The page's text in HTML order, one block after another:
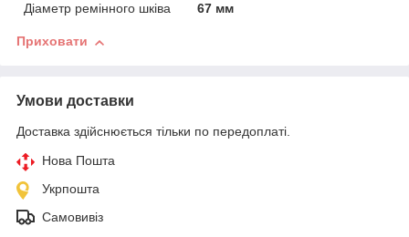
Діаметр ремінного шківа
67 мм
Приховати
Умови доставки
Доставка здійснюється тільки по передоплаті.
Нова Пошта
Укрпошта
Самовивіз